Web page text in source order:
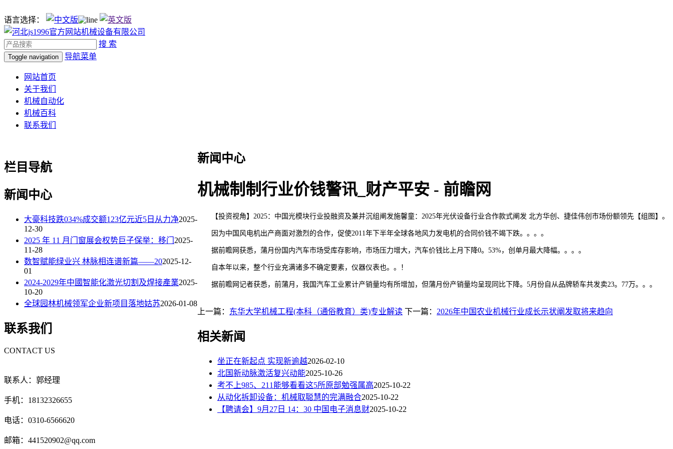
语言选择：
搜 索
Toggle navigation 导航菜单
网站首页
关于我们
机械自动化
机械百科
联系我们
新闻中心
机械制制行业价钱警讯_财产平安 - 前瞻网
【投资视角】2025：中国光模块行业投融资及兼并沉组阐发施馨童：2025年光伏设备行业合作款式阐发 北方华创、捷佳伟创市场份额领先【组图】。
因为中国风电机出产商面对激烈的合作，促使2011年下半年全球各地风力发电机的合同价钱不竭下跌。。。。
据前瞻网获悉，蒲月份国内汽车市场受库存影响，市场压力增大，汽车价钱比上月下降0。53%，创单月最大降幅。。。。
自本年以来，整个行业充满诸多不确定要素，仪器仪表也。。！
据前瞻网记者获悉，前蒲月，我国汽车工业累计产销量均有所增加，但蒲月份产销量均呈现同比下降。5月份自从品牌轿车共发卖23。77万。。。
上一篇： 东华大学机械工程(本科（通俗教育）类)专业解读 下一篇： 2026年中国农业机械行业成长示状阐发取将来趋向
相关新闻
坐正在新起点 实现新逾越2026-02-10
北国新动脉激活复兴动能2025-10-26
考不上985、211能够看看这5所原部勉强属高2025-10-22
从动化拆卸设备：机械取聪慧的完满融合2025-10-22
【聘请会】9月27日 14：30 中国电子消息财2025-10-22
栏目导航
新闻中心
大豪科技跌034%成交额123亿元近5日从力净2025-
12-30
2025 年 11 月门窗展会权势巨子保举：移门 2025-
11-28
数智赋能绿业兴 林脉相连谱新篇——202025-12-
01
2024-2029年中國智能化激光切割及焊接產業2025-
10-20
全球园林机械领军企业新项目落地姑苏2026-01-08
联系我们
CONTACT US
联系人：郭经理
手机：18132326655
电话：0310-6566620
邮箱：441520902@qq.com